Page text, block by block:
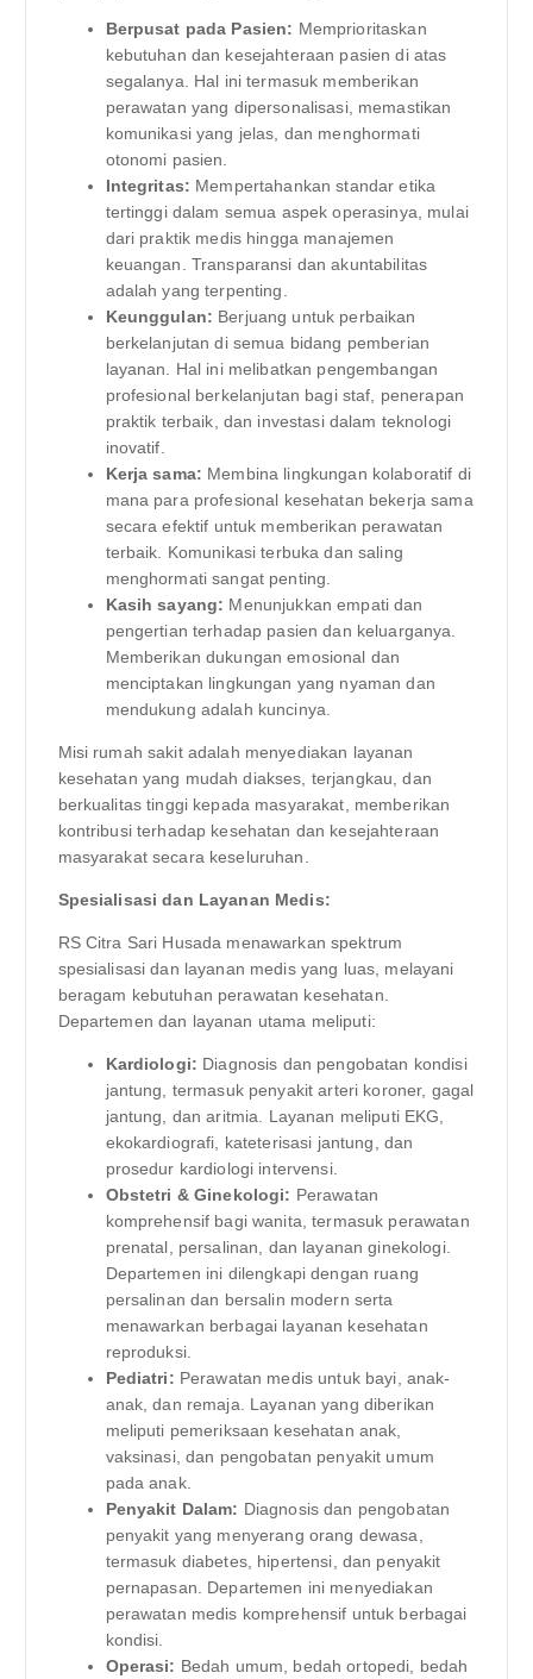
Berpusat pada Pasien: Memprioritaskan
kebutuhan dan kesejahteraan pasien di atas
segalanya. Hal ini termasuk memberikan
perawatan yang dipersonalisasi, memastikan
komunikasi yang jelas, dan menghormati
otonomi pasien.
Integritas: Mempertahankan standar etika
tertinggi dalam semua aspek operasinya, mulai
dari praktik medis hingga manajemen
keuangan. Transparansi dan akuntabilitas
adalah yang terpenting.
Keunggulan: Berjuang untuk perbaikan
berkelanjutan di semua bidang pemberian
layanan. Hal ini melibatkan pengembangan
profesional berkelanjutan bagi staf, penerapan
praktik terbaik, dan investasi dalam teknologi
inovatif.
Kerja sama: Membina lingkungan kolaboratif di
mana para profesional kesehatan bekerja sama
secara efektif untuk memberikan perawatan
terbaik. Komunikasi terbuka dan saling
menghormati sangat penting.
Kasih sayang: Menunjukkan empati dan
pengertian terhadap pasien dan keluarganya.
Memberikan dukungan emosional dan
menciptakan lingkungan yang nyaman dan
mendukung adalah kuncinya.
Misi rumah sakit adalah menyediakan layanan
kesehatan yang mudah diakses, terjangkau, dan
berkualitas tinggi kepada masyarakat, memberikan
kontribusi terhadap kesehatan dan kesejahteraan
masyarakat secara keseluruhan.
Spesialisasi dan Layanan Medis:
RS Citra Sari Husada menawarkan spektrum
spesialisasi dan layanan medis yang luas, melayani
beragam kebutuhan perawatan kesehatan.
Departemen dan layanan utama meliputi:
Kardiologi: Diagnosis dan pengobatan kondisi
jantung, termasuk penyakit arteri koroner, gagal
jantung, dan aritmia. Layanan meliputi EKG,
ekokardiografi, kateterisasi jantung, dan
prosedur kardiologi intervensi.
Obstetri & Ginekologi: Perawatan
komprehensif bagi wanita, termasuk perawatan
prenatal, persalinan, dan layanan ginekologi.
Departemen ini dilengkapi dengan ruang
persalinan dan bersalin modern serta
menawarkan berbagai layanan kesehatan
reproduksi.
Pediatri: Perawatan medis untuk bayi, anak-
anak, dan remaja. Layanan yang diberikan
meliputi pemeriksaan kesehatan anak,
vaksinasi, dan pengobatan penyakit umum
pada anak.
Penyakit Dalam: Diagnosis dan pengobatan
penyakit yang menyerang orang dewasa,
termasuk diabetes, hipertensi, dan penyakit
pernapasan. Departemen ini menyediakan
perawatan medis komprehensif untuk berbagai
kondisi.
Operasi: Bedah umum, bedah ortopedi, bedah